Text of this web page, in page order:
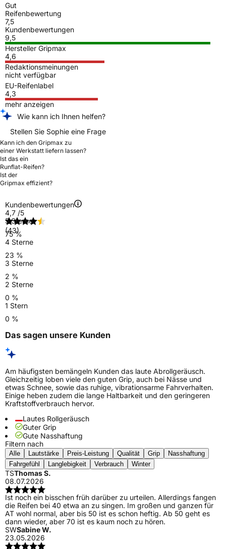
Gut
Reifenbewertung
7,5
Kundenbewertungen
9,5
Hersteller Gripmax
4,6
Redaktionsmeinungen
nicht verfügbar
EU-Reifenlabel
4,3
mehr anzeigen
Wie kann ich Ihnen helfen?
Stellen Sie Sophie eine Frage
Kann ich den Gripmax zu
einer Werkstatt liefern lassen?
Ist das ein
Runflat-Reifen?
Ist der
Gripmax effizient?
Kundenbewertungen
4,7 /5
(43)
5 Sterne
75 %
4 Sterne
23 %
3 Sterne
2 %
2 Sterne
0 %
1 Stern
0 %
Das sagen unsere Kunden
Am häufigsten bemängeln Kunden das laute Abrollgeräusch.
Gleichzeitig loben viele den guten Grip, auch bei Nässe und
etwas Schnee, sowie das ruhige, vibrationsarme Fahrverhalten.
Einige heben zudem die lange Haltbarkeit und den geringeren
Kraftstoffverbrauch hervor.
Lautes Rollgeräusch
Guter Grip
Gute Nasshaftung
Filtern nach
Alle Lautstärke Preis-Leistung Qualität Grip
Nasshaftung
Fahrgefühl
Langlebigkeit Verbrauch Winter
TSThomas S.
08.07.2026
Ist noch ein bisschen früh darüber zu urteilen. Allerdings fangen
die Reifen bei 40 etwa an zu singen. Im großen und ganzen für
AT wohl normal, aber bis 50 ist es schon heftig. Ab 50 geht es
dann wieder, aber 70 ist es kaum noch zu hören.
SWSabine W.
23.05.2026